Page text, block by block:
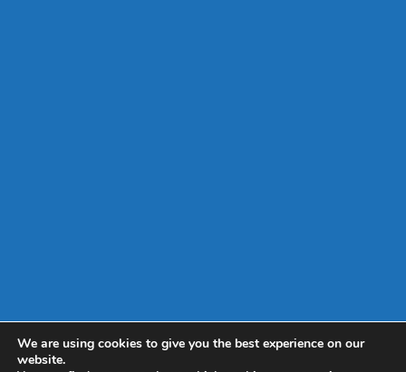
We are using cookies to give you the best experience on our
website.